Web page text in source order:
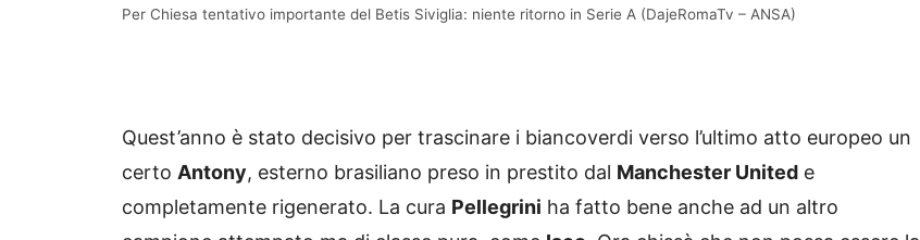
Per Chiesa tentativo importante del Betis Siviglia: niente ritorno in Serie A (DajeRomaTv – ANSA)
Quest’anno è stato decisivo per trascinare i biancoverdi verso l’ultimo atto europeo un
certo Antony, esterno brasiliano preso in prestito dal Manchester United e
completamente rigenerato. La cura Pellegrini ha fatto bene anche ad un altro